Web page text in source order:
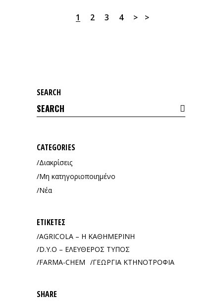
1 2 3 4
SEARCH
Search
for:
CATEGORIES
Διακρίσεις
Μη κατηγοριοποιημένο
Νέα
ΕΤΙΚΈΤΕΣ
AGRICOLA – Η ΚΑΘΗΜΕΡΙΝΗ
D.Y.O – ΕΛΕΥΘΕΡΟΣ ΤΥΠΟΣ
FARMA-CHEM
ΓΕΩΡΓΙΑ ΚΤΗΝΟΤΡΟΦΙΑ
SHARE